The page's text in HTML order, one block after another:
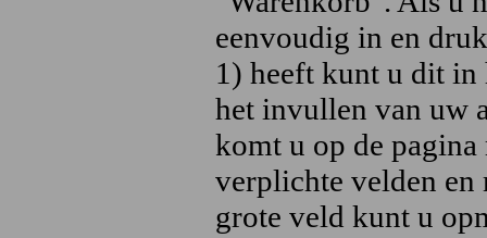
eenvoudig in en
1) heeft kunt u dit in
het invullen van uw
komt u op de
verplichte velden en
grote veld kunt u